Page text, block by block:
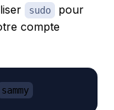
sudo
pour
compte
sammy